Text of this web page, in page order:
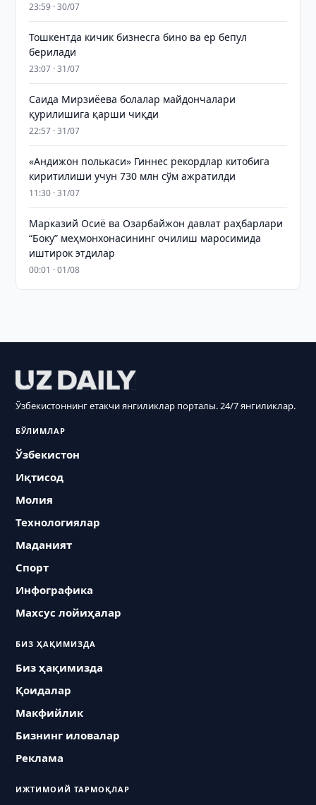
23:59 · 30/07
Тошкентда кичик бизнесга бино ва ер бепул
берилади
23:07 · 31/07
Саида Мирзиёева болалар майдончалари
қурилишига қарши чиқди
22:57 · 31/07
«Андижон полькаси» Гиннес рекордлар китобига
киритилиши учун 730 млн сўм ажратилди
11:30 · 31/07
Марказий Осиё ва Озарбайжон давлат раҳбарлари
“Боку” меҳмонхонасининг очилиш маросимида
иштирок этдилар
00:01 · 01/08
Ўзбекистоннинг етакчи янгиликлар порталы. 24/7 янгиликлар.
БЎЛИМЛАР
Ўзбекистон
Иқтисод
Молия
Технологиялар
Маданият
Спорт
Инфографика
Махсус лойиҳалар
БИЗ ҲАҚИМИЗДА
Биз ҳақимизда
Қоидалар
Макфийлик
Бизнинг иловалар
Реклама
ИЖТИМОИЙ ТАРМОҚЛАР